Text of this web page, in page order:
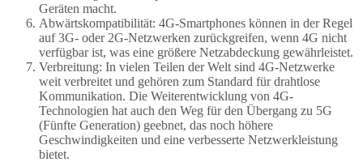
Geräten macht.
Abwärtskompatibilität: 4G-Smartphones können in der Regel
auf 3G- oder 2G-Netzwerken zurückgreifen, wenn 4G nicht
verfügbar ist, was eine größere Netzabdeckung gewährleistet.
Verbreitung: In vielen Teilen der Welt sind 4G-Netzwerke
weit verbreitet und gehören zum Standard für drahtlose
Kommunikation. Die Weiterentwicklung von 4G-
Technologien hat auch den Weg für den Übergang zu 5G
(Fünfte Generation) geebnet, das noch höhere
Geschwindigkeiten und eine verbesserte Netzwerkleistung
bietet.